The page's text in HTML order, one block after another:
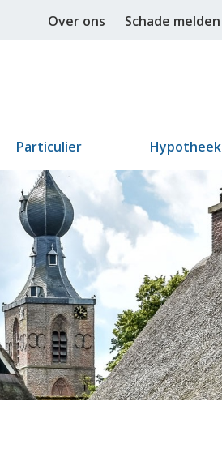
Over ons Schade melden
Particulier Hypotheek